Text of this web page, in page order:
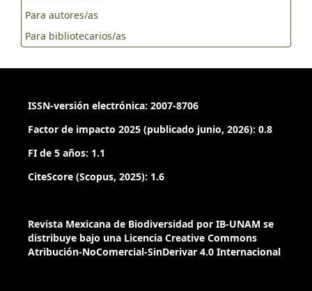
program for phylogenetic analysis. Cladistics, 24, 774–786.
platform for creating voucher-based biodiversity
https://doi.org/10.3897/BDJ.2.e1114
mapping and geographic data analysis. Recuperado el 15
Hijmans, R., Guarino, L., Cruz, M. y Rojas, E. (2001).
Computer tools for spatial analysis of plant genetic
Para autores/as
Para bibliotecarios/as
ISSN-versión electrónica: 2007-8706
Factor de impacto 2025 (publicado junio, 2026): 0.8
FI de 5 años: 1.1
CiteScore (Scopus, 2025): 1.6
Revista Mexicana de Biodiversidad por IB-UNAM se
distribuye bajo una Licencia Creative Commons
Atribución-NoComercial-SinDerivar 4.0 Internacional